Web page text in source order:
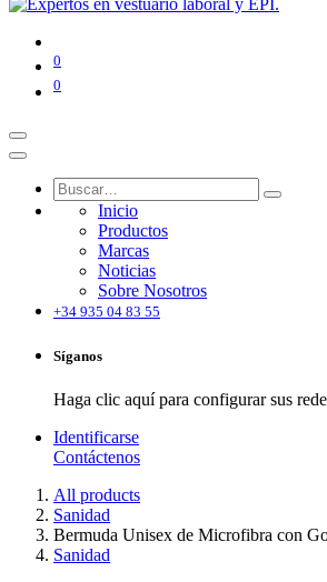
0
0
Inicio
Productos
Marcas
Noticias
Sobre Nosotros
+34 935 04 83 55
Síganos
Haga clic aquí para configurar sus
Identificarse
Contáctenos
All products
Sanidad
Bermuda Unisex de Microfibra con
Sanidad